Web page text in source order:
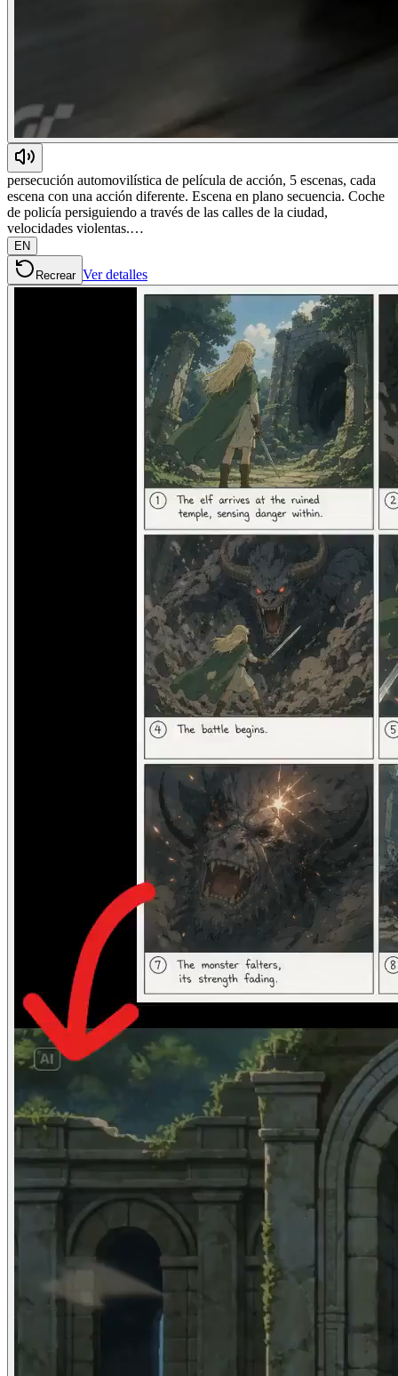
persecución automovilística de película de acción, 5 escenas, cada
escena con una acción diferente. Escena en plano secuencia. Coche
de policía persiguiendo a través de las calles de la ciudad,
velocidades violentas.…
EN
Recrear Ver detalles